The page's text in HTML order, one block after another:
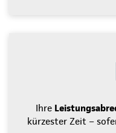
Ihre
kürzester Zeit –